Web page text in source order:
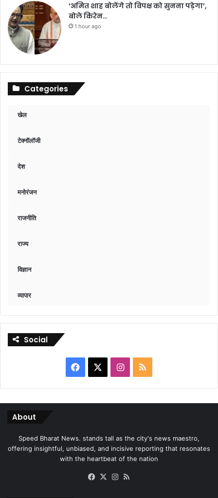
‘अमित शाह बोलेंगे तो विपक्ष को सुनना पड़ेगा’,
बोले किरेन…
1 hour ago
Categories
खेल
टेक्नॉलॉजी
देश
मनोरंजन
राजनीति
राज्य
विज्ञान
व्यापार
Social
Facebook Instagram
RSS
About
Speed Bharat News. stands tall as the city's news maestro,
offering insightful, unbiased, and incisive reporting that resonates
with the heartbeat of the nation
Facebook
X Instagram